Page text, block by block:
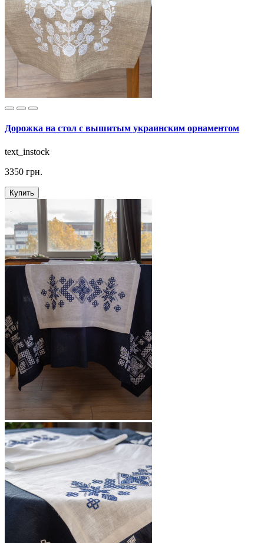
Дорожка на стол с вышитым украинским орнаментом
text_instock
3350 грн.
Купить